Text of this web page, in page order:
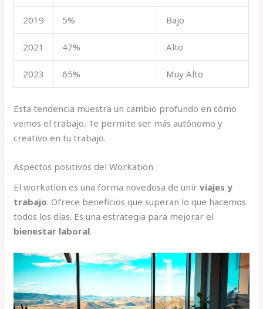
2019 5% Bajo
2021 47% Alto
2023 65% Muy Alto
Esta tendencia muestra un cambio profundo en cómo
vemos el trabajo. Te permite ser más autónomo y
creativo en tu trabajo.
Aspectos positivos del Workation
El workation es una forma novedosa de unirviajes y
trabajo. Ofrece beneficios que superan lo que hacemos
todos los días. Es una estrategia para mejorar el
bienestar laboral.